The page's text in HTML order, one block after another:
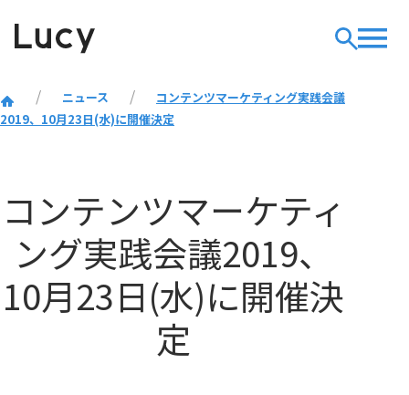
ニュース
コンテンツマーケティング実践会議
2019、10月23日(水)に開催決定
コンテンツマーケティ
ング実践会議2019、
10月23日(水)に開催決
定